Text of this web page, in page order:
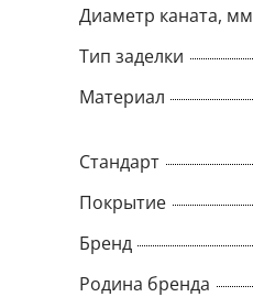
Диаметр каната, мм
Тип заделки
Материал
Стандарт
Покрытие
Бренд
Родина бренда